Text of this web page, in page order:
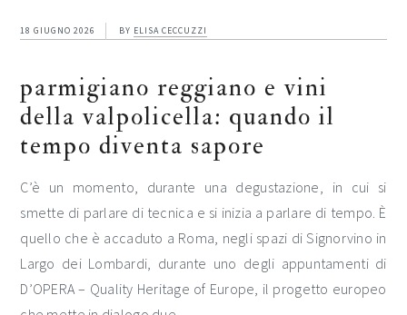
18 GIUGNO 2026 BY ELISA CECCUZZI
parmigiano reggiano e vini
della valpolicella: quando il
tempo diventa sapore
C’è un momento, durante una degustazione, in cui si
smette di parlare di tecnica e si inizia a parlare di tempo. È
quello che è accaduto a Roma, negli spazi di Signorvino in
Largo dei Lombardi, durante uno degli appuntamenti di
D’OPERA – Quality Heritage of Europe, il progetto europeo